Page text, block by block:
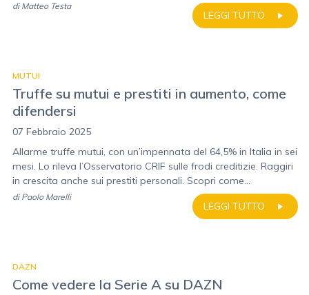
LEGGI TUTTO
di Matteo Testa
MUTUI
Truffe su mutui e prestiti in aumento, come
difendersi
07 Febbraio 2025
Allarme truffe mutui, con un’impennata del 64,5% in Italia in sei
mesi. Lo rileva l’Osservatorio CRIF sulle frodi creditizie. Raggiri
in crescita anche sui prestiti personali. Scopri come...
LEGGI TUTTO
di Paolo Marelli
DAZN
Come vedere la Serie A su DAZN